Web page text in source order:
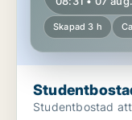
Skapad 3 h